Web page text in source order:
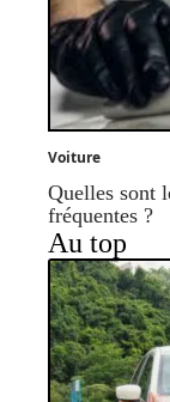
Voiture
Quelles sont
fréquentes ?
Au top